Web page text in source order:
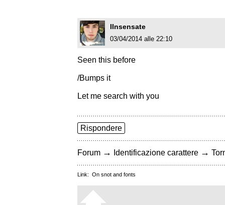
IInsensate
03/04/2014 alle 22:10
Seen this before
/Bumps it
Let me search with you
Rispondere
Forum → Identificazione carattere →
Link: On snot and fonts